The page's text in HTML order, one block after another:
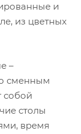
и
из цветных
–
сменным
собой
столы
время